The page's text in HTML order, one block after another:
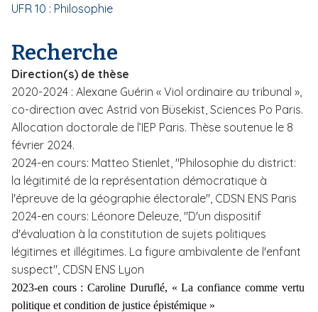
UFR 10 : Philosophie
Recherche
Direction(s) de thèse
2020-2024 : Alexane Guérin « Viol ordinaire au tribunal »,
co-direction avec Astrid von Büsekist, Sciences Po Paris.
Allocation doctorale de l’IEP Paris. Thèse soutenue le 8
février 2024.
2024-en cours: Matteo Stienlet, "Philosophie du district:
la légitimité de la représentation démocratique à
l'épreuve de la géographie électorale", CDSN ENS Paris
2024-en cours: Léonore Deleuze, "D'un dispositif
d'évaluation à la constitution de sujets politiques
légitimes et illégitimes. La figure ambivalente de l'enfant
suspect", CDSN ENS Lyon
2023-en cours : Caroline Duruflé, « La confiance comme vertu
politique et condition de justice épistémique »